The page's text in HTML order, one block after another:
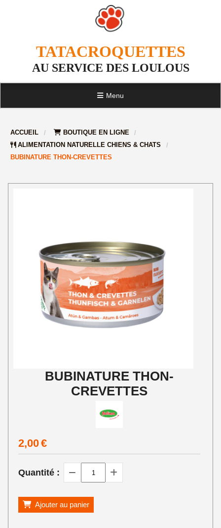
TATACROQUETTES
AU SERVICE DES LOULOUS
Menu
ACCUEIL
BOUTIQUE EN LIGNE
ALIMENTATION NATURELLE CHIENS & CHATS
BUBINATURE THON-CREVETTES
BUBINATURE THON-
CREVETTES
2,00€
Quantité :
Ajouter au panier